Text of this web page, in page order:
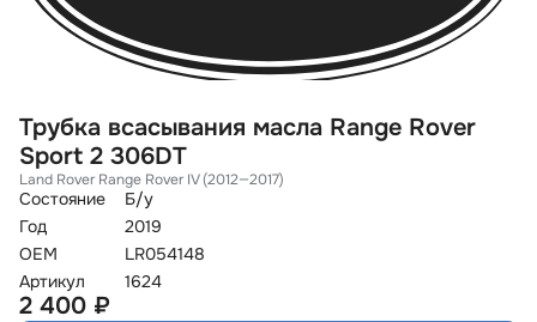
Трубка всасывания масла Range Rover
Sport 2 306DT
Land Rover Range Rover IV (2012—2017)
Состояние
Б/у
Год
2019
OEM
LR054148
Артикул
1624
2 400 ₽